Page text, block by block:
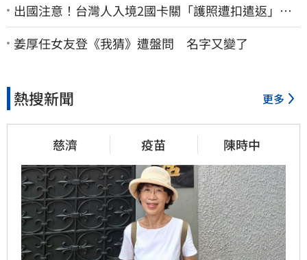
出國注意！台灣人入境2國卡關「護照遭扣遣返」
外交部證實了
姜厚任女友登《我猜》遭盤問 名字又變了
熱搜新聞 更多
慈濟 疫苗 陳時中